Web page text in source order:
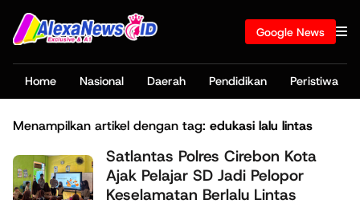
Google News
Home Nasional Daerah Pendidikan Peristiwa
Menampilkan artikel dengan tag: edukasi lalu lintas
Satlantas Polres Cirebon Kota
Ajak Pelajar SD Jadi Pelopor
Keselamatan Berlalu Lintas